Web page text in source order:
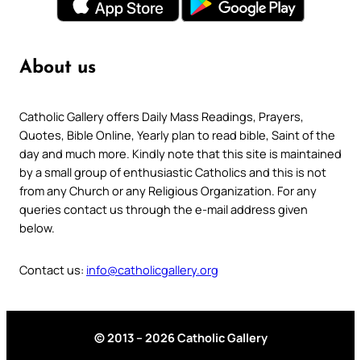
About us
Catholic Gallery offers Daily Mass Readings, Prayers,
Quotes, Bible Online, Yearly plan to read bible, Saint of the
day and much more. Kindly note that this site is maintained
by a small group of enthusiastic Catholics and this is not
from any Church or any Religious Organization. For any
queries contact us through the e-mail address given
below.
Contact us: info@catholicgallery.org
© 2013 – 2026 Catholic Gallery